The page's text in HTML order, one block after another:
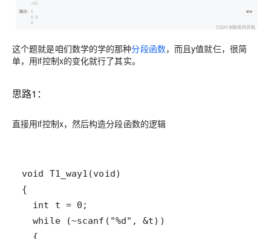
这个题就是咱们数学的学的那种分段函数，而且y值就仨，很简
单，用if控制x的变化就行了其实。
思路1：
直接用if控制x，然后构造分段函数的逻辑